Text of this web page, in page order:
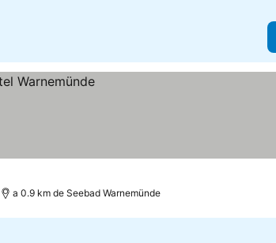
a 0.9 km de Seebad Warnemünde